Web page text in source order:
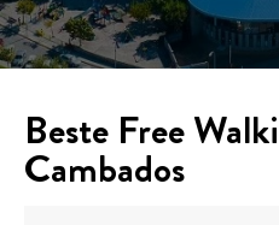
Beste Free
Cambados